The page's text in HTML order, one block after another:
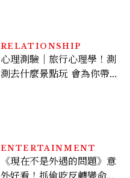
RELATIONSHIP
心理測驗｜旅行心理學！測
測去什麼景點玩 會為你帶來
ENTERTAINMENT
《現在不是外遇的問題》意
外好看！抓偷吃反轉變命